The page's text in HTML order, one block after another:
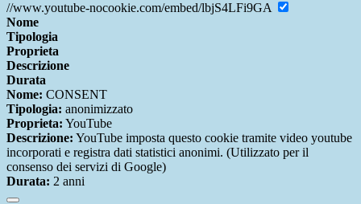
//www.youtube-nocookie.com/embed/lbjS4LFi9GA
Nome
Tipologia
Proprieta
Descrizione
Durata
Nome: CONSENT
Tipologia: anonimizzato
Proprieta: YouTube
Descrizione: YouTube imposta questo cookie tramite video youtube
incorporati e registra dati statistici anonimi. (Utilizzato per il
consenso dei servizi di Google)
Durata: 2 anni